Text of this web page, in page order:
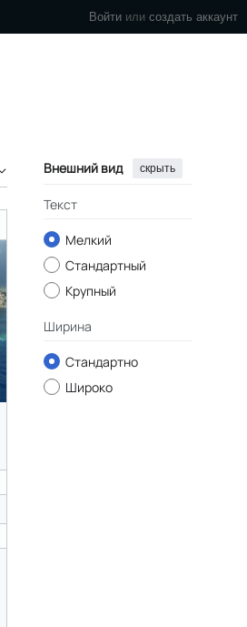
Войти или создать аккаунт
Внешний вид скрыть
Текст
Мелкий
Стандартный
Крупный
Ширина
Стандартно
Широко